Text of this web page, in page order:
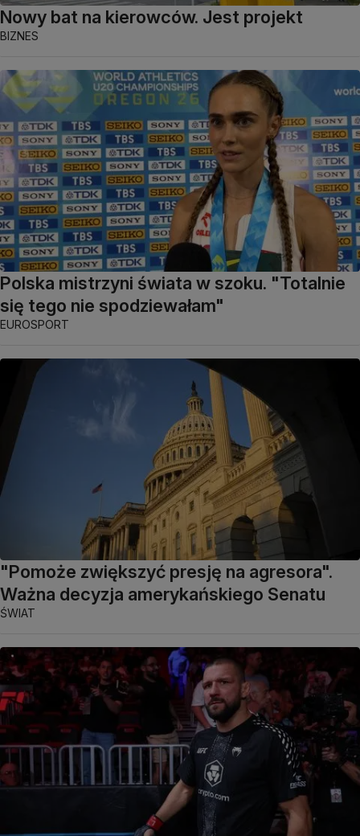
Nowy bat na kierowców. Jest projekt
BIZNES
Polska mistrzyni świata w szoku. "Totalnie
się tego nie spodziewałam"
EUROSPORT
"Pomoże zwiększyć presję na agresora".
Ważna decyzja amerykańskiego Senatu
ŚWIAT